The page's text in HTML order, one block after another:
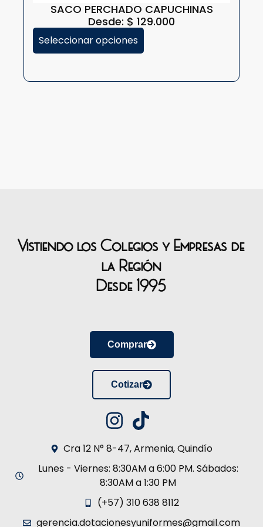
SACO PERCHADO CAPUCHINAS
Desde: $ 129.000
Seleccionar opciones
Vistiendo los Colegios y Empresas de
la Región
Desde 1995
Comprar
Cotizar
Cra 12 N° 8-47, Armenia, Quindío
Lunes - Viernes: 8:30AM a 6:00 PM. Sábados:
8:30AM a 1:30 PM
(+57) 310 638 8112
gerencia.dotacionesyuniformes@gmail.com